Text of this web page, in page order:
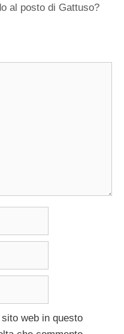
al posto di Gattuso?
web in questo